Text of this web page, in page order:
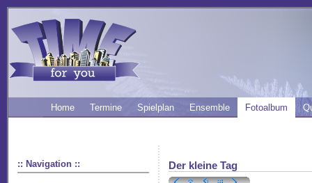
Home Termine Spielplan Ensemble Fotoalbum
:: Navigation :: Der kleine Tag